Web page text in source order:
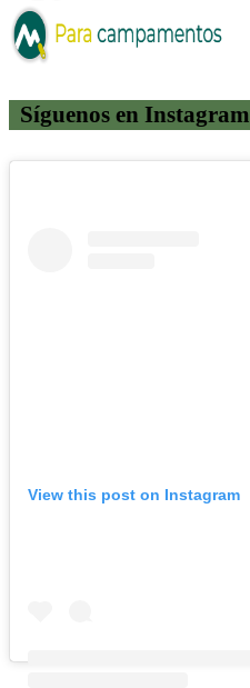
Síguenos en Instagram
View this post on Instagram